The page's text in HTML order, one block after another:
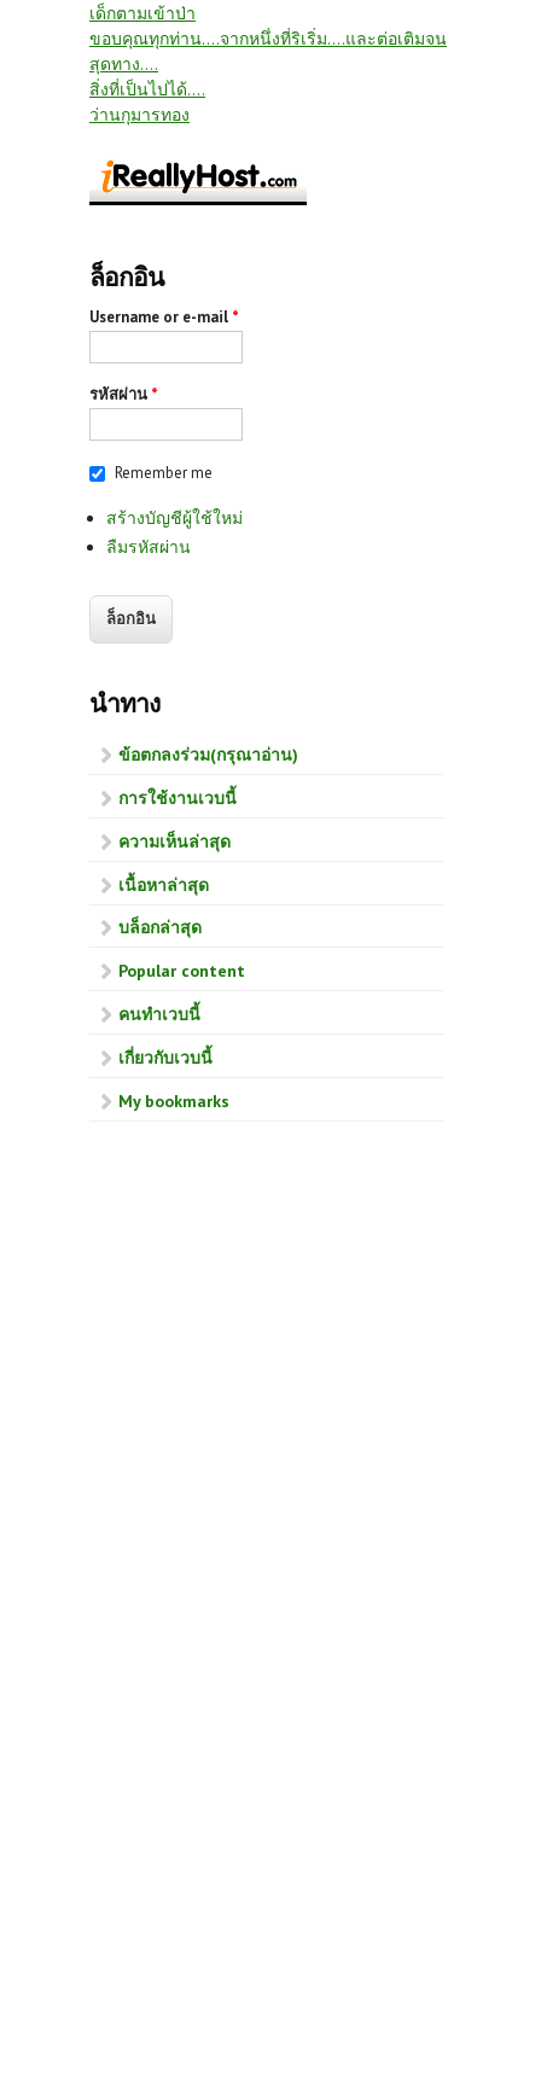
เด็กตามเข้าป่า
ขอบคุณทุกท่าน....จากหนึ่งที่ริเริ่ม....และต่อเติมจน
สุดทาง....
สิ่งที่เป็นไปได้....
ว่านกุมารทอง
ล็อกอิน
Username or e-mail *
รหัสผ่าน *
Remember me
สร้างบัญชีผู้ใช้ใหม่
ลืมรหัสผ่าน
นำทาง
ข้อตกลงร่วม(กรุณาอ่าน)
การใช้งานเวบนี้
ความเห็นล่าสุด
เนื้อหาล่าสุด
บล็อกล่าสุด
Popular content
คนทำเวบนี้
เกี่ยวกับเวบนี้
My bookmarks